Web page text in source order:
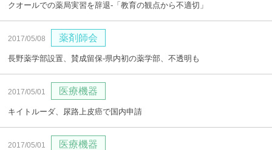
クオールでの薬局実習を辞退‐「教育の観点から不適切」
2017/05/08 薬剤師会
長野薬学部設置、賛成留保‐県内初の薬学部、不透明も
2017/05/01 医療機器
キイトルーダ、尿路上皮癌で国内申請
2017/05/01 医療機器